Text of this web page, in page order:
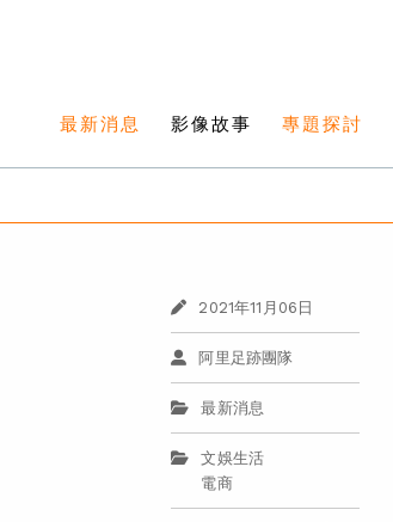
最新消息 影像故事 專題探討
2021年11月06日
阿里足跡團隊
最新消息
文娛生活
電商